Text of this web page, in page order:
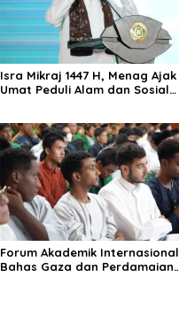
Isra Mikraj 1447 H, Menag Ajak
Umat Peduli Alam dan Sosial
Forum Akademik Internasional
Bahas Gaza dan Perdamaian